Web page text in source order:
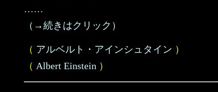
……
（→続きはクリック）
（ アルベルト・アインシュタイン ）
（ Albert Einstein ）